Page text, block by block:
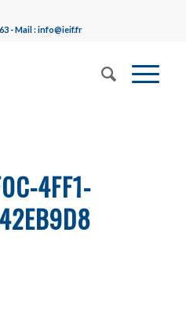
63 - Mail : info@ieif.fr
4FF1-